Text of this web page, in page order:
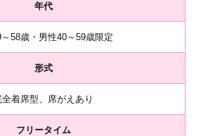
年代
58歳・男性40～59歳限定
形式
全着席型、席がえあり
フリータイム